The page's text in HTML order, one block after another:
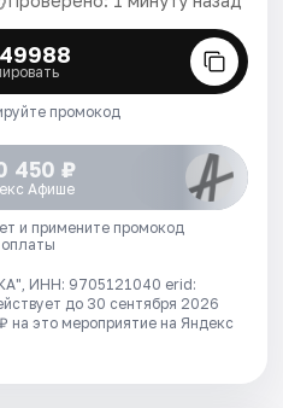
промокод
450 ₽
Афише
и примените промокод
ИНН: 9705121040 erid:
до 30 сентября 2026
на это мероприятие на Яндекс